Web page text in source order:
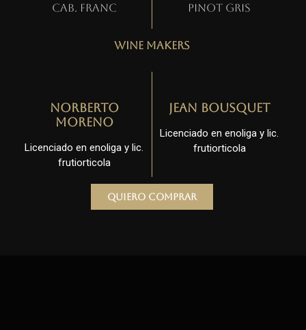
Cab. Franc Pinot gris
Wine Makers
Norberto
Moreno
Licenciado en enoliga y lic.
frutiorticola
Jean Bousquet
Licenciado en enoliga y lic.
frutiorticola
Quiero comprar